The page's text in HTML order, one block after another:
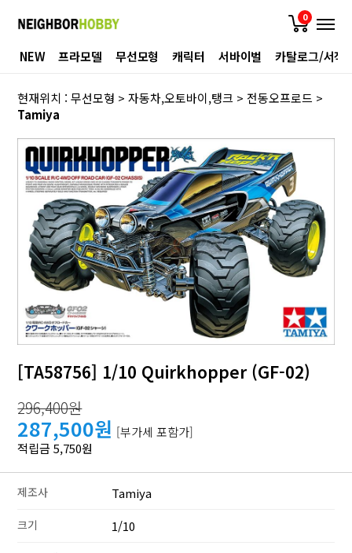
0
NEW 프라모델 무선모형 캐릭터 서바이벌 카탈로그/서적
현재위치 :무선모형 >자동차,오토바이,탱크 > 전동오프로드 >
Tamiya
[TA58756] 1/10 Quirkhopper (GF-02)
296,400원
287,500원 [부가세 포함가]
적립금 5,750원
제조사 Tamiya
크기 1/10